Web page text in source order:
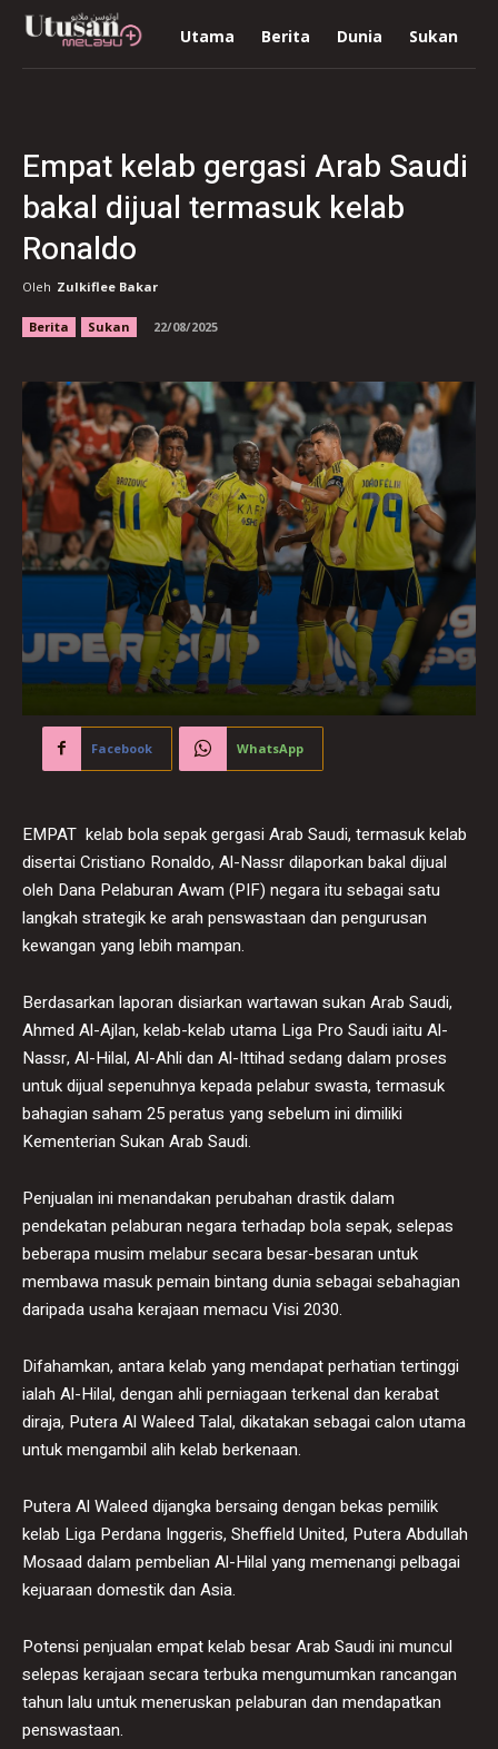
Utama Berita Dunia Sukan
Empat kelab gergasi Arab Saudi
bakal dijual termasuk kelab
Ronaldo
Oleh Zulkiflee Bakar
Berita Sukan 22/08/2025
Facebook WhatsApp
EMPAT kelab bola sepak gergasi Arab Saudi, termasuk kelab
disertai Cristiano Ronaldo, Al-Nassr dilaporkan bakal dijual
oleh Dana Pelaburan Awam (PIF) negara itu sebagai satu
langkah strategik ke arah penswastaan dan pengurusan
kewangan yang lebih mampan.
Berdasarkan laporan disiarkan wartawan sukan Arab Saudi,
Ahmed Al-Ajlan, kelab-kelab utama Liga Pro Saudi iaitu Al-
Nassr, Al-Hilal, Al-Ahli dan Al-Ittihad sedang dalam proses
untuk dijual sepenuhnya kepada pelabur swasta, termasuk
bahagian saham 25 peratus yang sebelum ini dimiliki
Kementerian Sukan Arab Saudi.
Penjualan ini menandakan perubahan drastik dalam
pendekatan pelaburan negara terhadap bola sepak, selepas
beberapa musim melabur secara besar-besaran untuk
membawa masuk pemain bintang dunia sebagai sebahagian
daripada usaha kerajaan memacu Visi 2030.
Difahamkan, antara kelab yang mendapat perhatian tertinggi
ialah Al-Hilal, dengan ahli perniagaan terkenal dan kerabat
diraja, Putera Al Waleed Talal, dikatakan sebagai calon utama
untuk mengambil alih kelab berkenaan.
Putera Al Waleed dijangka bersaing dengan bekas pemilik
kelab Liga Perdana Inggeris, Sheffield United, Putera Abdullah
Mosaad dalam pembelian Al-Hilal yang memenangi pelbagai
kejuaraan domestik dan Asia.
Potensi penjualan empat kelab besar Arab Saudi ini muncul
selepas kerajaan secara terbuka mengumumkan rancangan
tahun lalu untuk meneruskan pelaburan dan mendapatkan
penswastaan.